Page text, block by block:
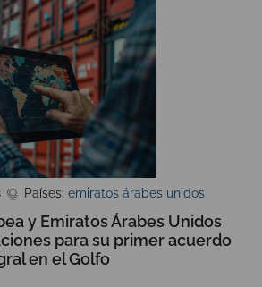
Países: emiratos árabes unidos
y Emiratos Árabes Unidos
para su primer acuerdo
en el Golfo